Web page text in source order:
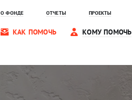
О ФОНДЕ ОТЧЕТЫ ПРОЕКТЫ
КАК ПОМОЧЬ КОМУ ПОМОЧЬ